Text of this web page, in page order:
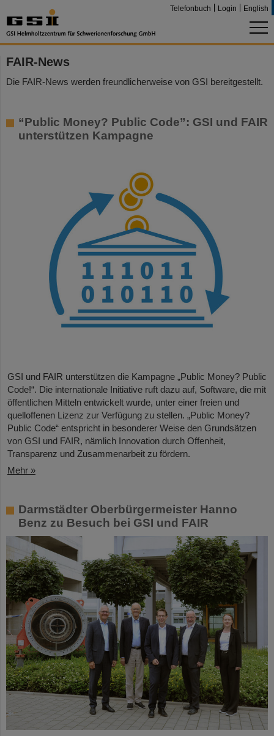
Telefonbuch Login English
FAIR-News
Die FAIR-News werden freundlicherweise von GSI bereitgestellt.
“Public Money? Public Code”: GSI und FAIR
unterstützen Kampagne
GSI und FAIR unterstützen die Kampagne „Public Money? Public
Code!“. Die internationale Initiative ruft dazu auf, Software, die mit
öffentlichen Mitteln entwickelt wurde, unter einer freien und
quelloffenen Lizenz zur Verfügung zu stellen. „Public Money?
Public Code“ entspricht in besonderer Weise den Grundsätzen
von GSI und FAIR, nämlich Innovation durch Offenheit,
Transparenz und Zusammenarbeit zu fördern.
Mehr »
Darmstädter Oberbürgermeister Hanno
Benz zu Besuch bei GSI und FAIR